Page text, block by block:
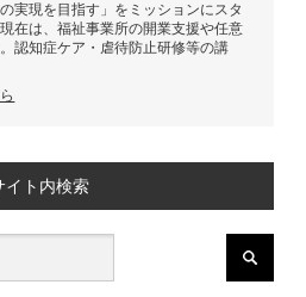
実現を目指す」をミッションにスタ
在は、福祉事業所の開業支援や任意
認知症ケア・虐待防止研修等の講
イト内検索